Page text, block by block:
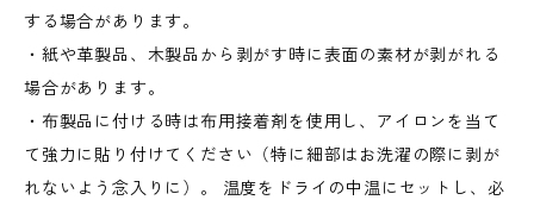
する場合があります。
・紙や革製品、木製品から剥がす時に表面の素材が剥がれる
場合があります。
・布製品に付ける時は布用接着剤を使用し、アイロンを当て
て強力に貼り付けてください（特に細部はお洗濯の際に剥が
れないよう念入りに）。 温度をドライの中温にセットし、必